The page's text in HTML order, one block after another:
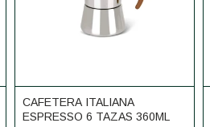
CAFETERA ITALIANA
ESPRESSO 6 TAZAS 360ML